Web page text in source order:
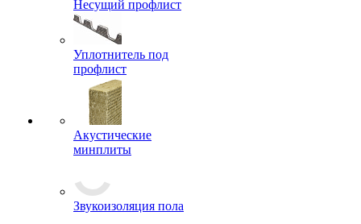
Несущий профлист
Уплотнитель под
профлист
Акустические